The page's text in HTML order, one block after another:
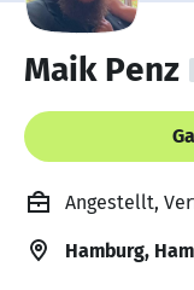
Maik Penz
Angestellt,
Hamburg,